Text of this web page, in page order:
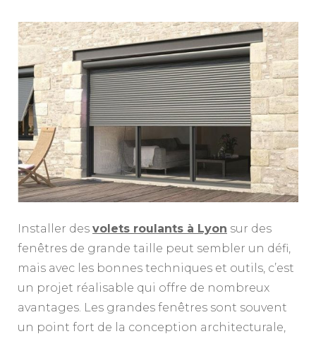
Installer des volets roulants à Lyon sur des
fenêtres de grande taille peut sembler un défi,
mais avec les bonnes techniques et outils, c’est
un projet réalisable qui offre de nombreux
avantages. Les grandes fenêtres sont souvent
un point fort de la conception architecturale,